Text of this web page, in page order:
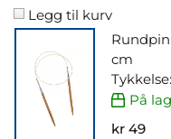
Legg til kurv
cm
På
kr 49